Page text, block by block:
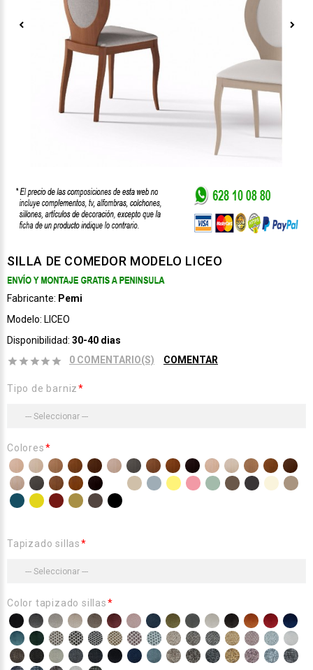
SILLA DE COMEDOR MODELO LICEO
Fabricante: Pemi
Modelo: LICEO
Disponibilidad: 30-40 dias
0 COMENTARIO(S)
COMENTAR
Tipo de barniz
Colores
Tapizado sillas
Color tapizado sillas